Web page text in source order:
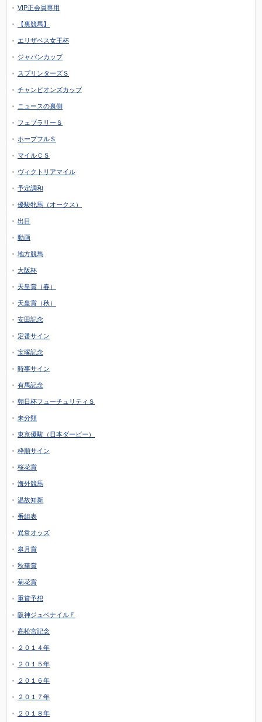
VIP正会員専用
【裏競馬】
エリザベス女王杯
ジャパンカップ
スプリンターズＳ
チャンピオンズカップ
ニュースの裏側
フェブラリーＳ
ホープフルＳ
マイルＣＳ
ヴィクトリアマイル
予定調和
優駿牝馬（オークス）
出目
動画
地方競馬
大阪杯
天皇賞（春）
天皇賞（秋）
安田記念
定番サイン
宝塚記念
時事サイン
有馬記念
朝日杯フューチュリティＳ
未分類
東京優駿（日本ダービー）
枠順サイン
桜花賞
海外競馬
温故知新
番組表
異常オッズ
皐月賞
秋華賞
菊花賞
重賞予想
阪神ジュベナイルＦ
高松宮記念
２０１４年
２０１５年
２０１６年
２０１７年
２０１８年